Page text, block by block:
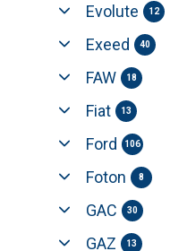
Evolute 12
Exeed 40
FAW 18
Fiat 13
Ford 106
Foton 8
GAC 30
GAZ 13